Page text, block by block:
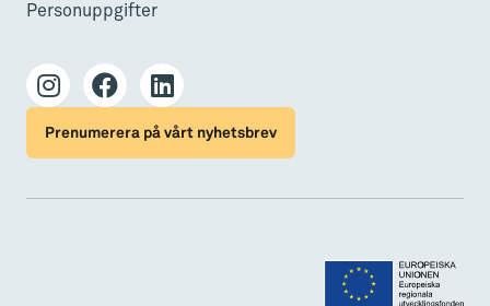
Personuppgifter
Prenumerera på vårt nyhetsbrev